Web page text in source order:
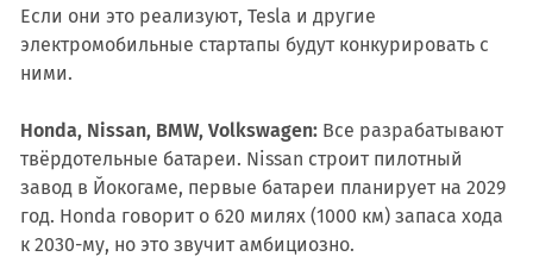
Если они это реализуют, Tesla и другие
электромобильные стартапы будут конкурировать с
ними.
Honda, Nissan, BMW, Volkswagen:Все разрабатывают
твёрдотельные батареи. Nissan строит пилотный
завод в Йокогаме, первые батареи планирует на 2029
год. Honda говорит о 620 милях (1000 км) запаса хода
к 2030-му, но это звучит амбициозно.